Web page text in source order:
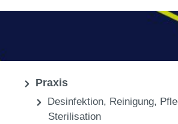
Praxis
Desinfektion, Reinigung,
Sterilisation